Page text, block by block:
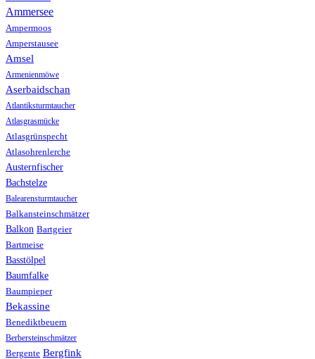
Ammersee
Ampermoos
Amperstausee
Amsel
Armenienmöwe
Aserbaidschan
Atlantiksturmtaucher
Atlasgrasmücke
Atlasgrünspecht
Atlasohrenlerche
Austernfischer
Bachstelze
Balearensturmtaucher
Balkansteinschmätzer
Balkon Bartgeier
Bartmeise
Basstölpel
Baumfalke
Baumpieper
Bekassine
Benediktbeuern
Berbersteinschmätzer
Bergente Bergfink